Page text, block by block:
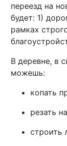
переезд на
будет: 1)
рамках
В деревне, в
можешь:
копать
резать
строить